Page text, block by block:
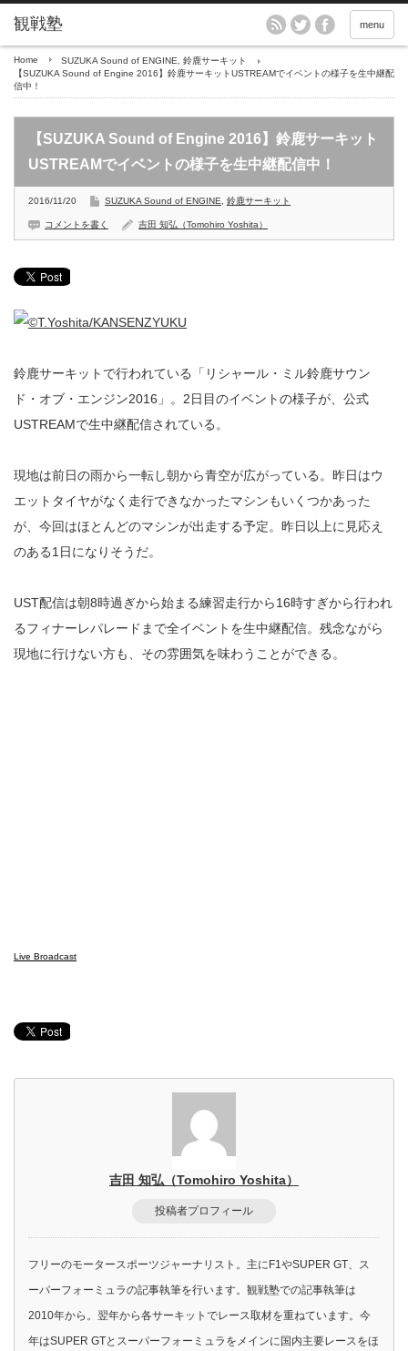
menu
Home SUZUKA Sound of ENGINE
鈴鹿サーキット
【SUZUKA Sound of Engine 2016】鈴鹿サーキットUSTREAMでイベントの様子を生中継配
信中！
【SUZUKA Sound of Engine 2016】鈴鹿サーキット
USTREAMでイベントの様子を生中継配信中！
2016/11/20 SUZUKA Sound of ENGINE 鈴鹿サーキット
コメントを書く 吉田 知弘（Tomohiro Yoshita）
鈴鹿サーキットで行われている「リシャール・ミル鈴鹿サウン
ド・オブ・エンジン2016」。2日目のイベントの様子が、公式
USTREAMで生中継配信されている。
現地は前日の雨から一転し朝から青空が広がっている。昨日はウ
エットタイヤがなく走行できなかったマシンもいくつかあった
が、今回はほとんどのマシンが出走する予定。昨日以上に見応え
のある1日になりそうだ。
UST配信は朝8時過ぎから始まる練習走行から16時すぎから行われ
るフィナーレパレードまで全イベントを生中継配信。残念ながら
現地に行けない方も、その雰囲気を味わうことができる。
Live Broadcast
吉田 知弘（Tomohiro Yoshita）
投稿者プロフィール
フリーのモータースポーツジャーナリスト。主にF1やSUPER GT、ス
ーパーフォーミュラの記事執筆を行います。観戦塾での記事執筆は
2010年から。翌年から各サーキットでレース取材を重ねています。今
年はSUPER GTとスーパーフォーミュラをメインに国内主要レースをほ